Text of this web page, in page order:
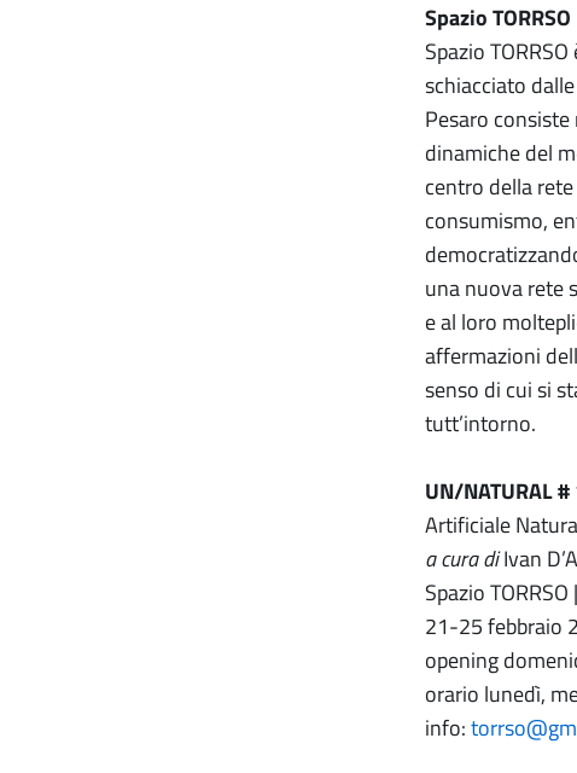
Spazio TORRSO
Spazio
schiacciato
Pesaro
dinamiche del
centro della
consumismo,
una nuova rete
e al loro
affermazioni
senso di cui si
tutt’intorno.
UN/NATURAL #
Artificiale
a cura diIvan
Spazio
21-25 febbraio
opening
orario lunedì,
info: